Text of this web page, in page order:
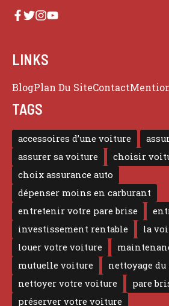
LINKS
BlogPlan Du SiteContact
TAGS
accessoires d’une voiture
assurer sa voiture
choisir
choix assurance auto
dépenser moins en carburant
entretenir votre pare brise
investissement rentable
la
louer votre voiture
mutuelle voiture
nettoyage du
nettoyer votre voiture
pare
préserver votre voiture